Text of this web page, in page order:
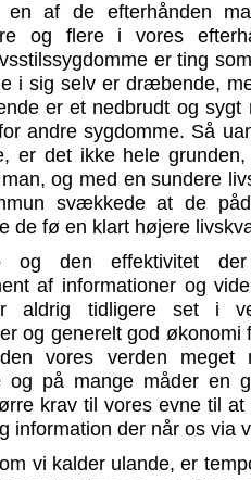
en af de efterhånden
og flere i vores
er ting
i sig selv er dræbende,
er et nedbrudt og sygt
andre sygdomme. Så
er det ikke hele
og med en sundere
svækkede at de
de fø en klart højere
og den effektivitet
af informationer og
aldrig tidligere set i
og generelt god
vores verden meget
og på mange måder en
krav til vores evne til
information der når os via
vi kalder ulande, er